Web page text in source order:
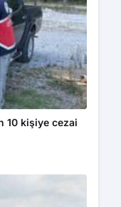
10 kişiye cezai